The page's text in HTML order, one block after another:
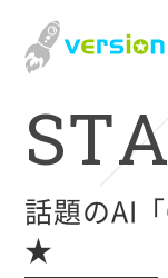
STA
話題のAI
★